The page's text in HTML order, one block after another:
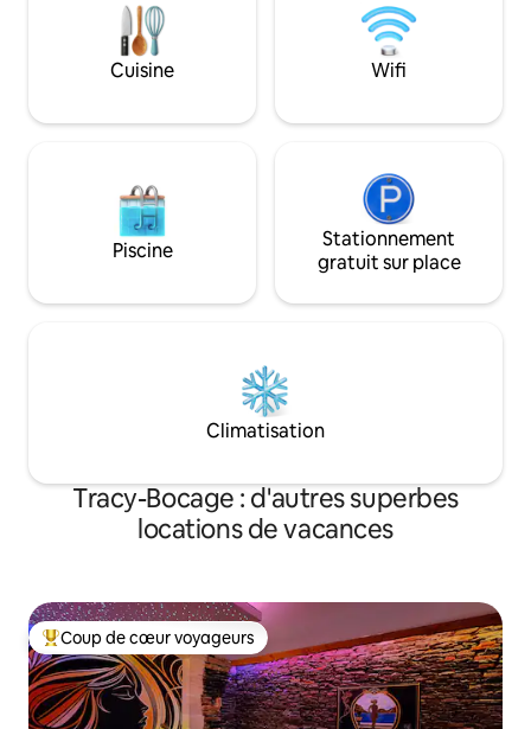
Caen, le Mont Saint-Michel... puis
retournez à la tranquillité de la ferme et
du jardin rempli de chants d'oiseaux...
@chateaulivry et
proximité pour
St Michel,
plages du jour J.
Cuisine Wifi
Piscine
Stationnement
gratuit sur place
Climatisation
Tracy-Bocage : d'autres superbes
locations de vacances
Coups de cœur voyageurs les plus appréciés
Coup de cœur voyageurs